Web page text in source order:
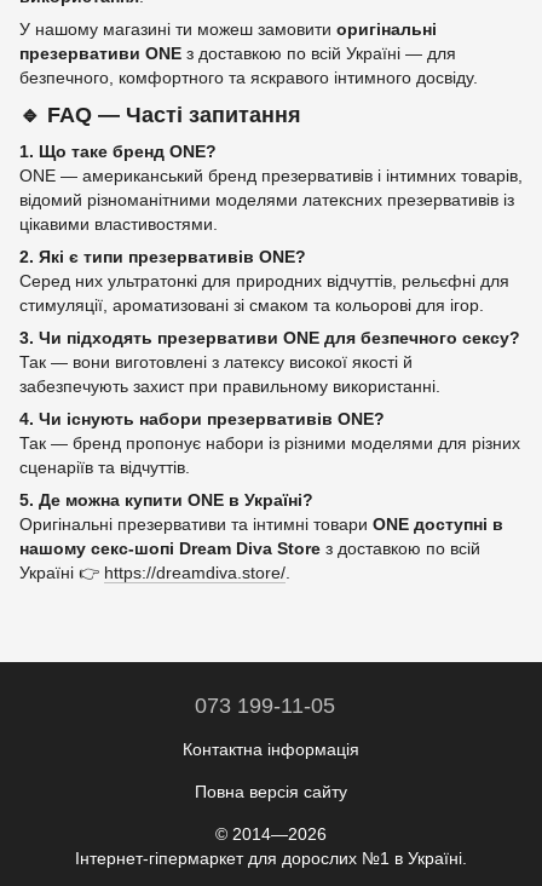
У нашому магазині ти можеш замовити оригінальні
презервативи ONE з доставкою по всій Україні — для
безпечного, комфортного та яскравого інтимного досвіду.
🔹 FAQ — Часті запитання
1. Що таке бренд ONE?
ONE — американський бренд презервативів і інтимних товарів,
відомий різноманітними моделями латексних презервативів із
цікавими властивостями.
2. Які є типи презервативів ONE?
Серед них ультратонкі для природних відчуттів, рельєфні для
стимуляції, ароматизовані зі смаком та кольорові для ігор.
3. Чи підходять презервативи ONE для безпечного сексу?
Так — вони виготовлені з латексу високої якості й
забезпечують захист при правильному використанні.
4. Чи існують набори презервативів ONE?
Так — бренд пропонує набори із різними моделями для різних
сценаріїв та відчуттів.
5. Де можна купити ONE в Україні?
Оригінальні презервативи та інтимні товари ONE доступні в
нашому секс-шопі Dream Diva Store з доставкою по всій
Україні 👉 https://dreamdiva.store/
073 199-11-05
Контактна інформація
Повна версія сайту
© 2014—2026
Інтернет-гіпермаркет для дорослих №1 в Україні.